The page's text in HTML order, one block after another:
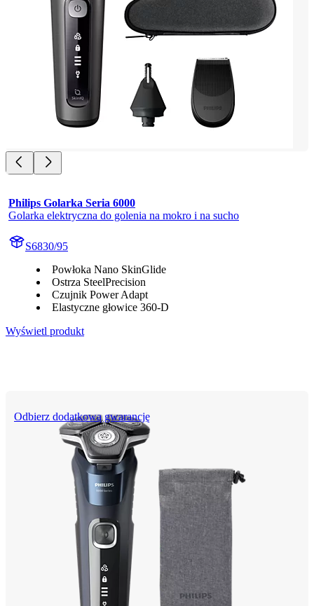
Philips Golarka Seria 6000
Golarka elektryczna do golenia na mokro i na sucho
S6830/95
Powłoka Nano SkinGlide
Ostrza SteelPrecision
Czujnik Power Adapt
Elastyczne głowice 360-D
Wyświetl produkt
Odbierz dodatkową gwarancję